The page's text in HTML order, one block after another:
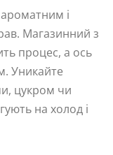
і
Магазинний з
процес, а ось
Уникайте
цукром чи
на холод і